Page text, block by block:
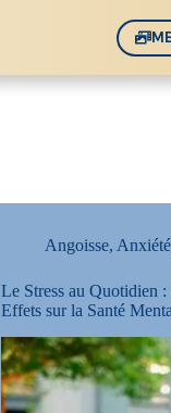
Angoisse, Anxiété
Le Stress au Quotidien
Effets sur la Santé